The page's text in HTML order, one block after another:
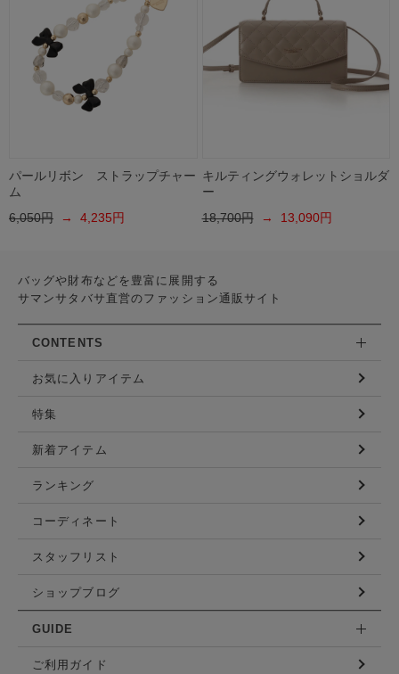
パールリボン ストラップチャー
ム
6,050円 → 4,235円
キルティングウォレットショルダ
ー
18,700円→ 13,090円
バッグや財布などを豊富に展開する
サマンサタバサ直営のファッション通販サイト
CONTENTS
お気に入りアイテム
特集
新着アイテム
ランキング
コーディネート
スタッフリスト
ショップブログ
GUIDE
ご利用ガイド